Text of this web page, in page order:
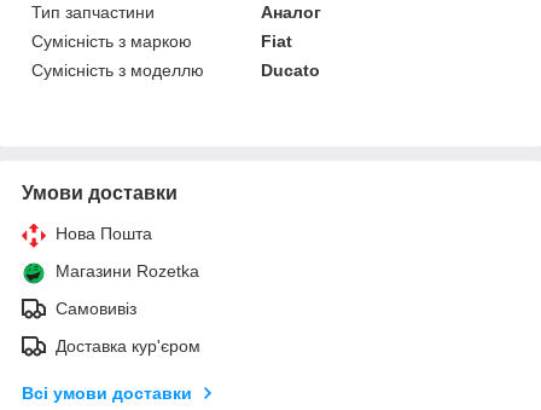
Тип запчастини
Аналог
Сумісність з маркою
Fiat
Сумісність з моделлю
Ducato
Умови доставки
Нова Пошта
Магазини Rozetka
Самовивіз
Доставка кур'єром
Всі умови доставки